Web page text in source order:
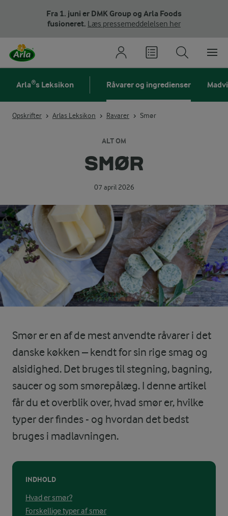
Fra 1. juni er DMK Group og Arla Foods
fusioneret. Læs pressemeddelelsen her
Arla®s Leksikon Råvarer og ingredienser
Opskrifter Arlas Leksikon Ravarer Smør
ALT OM
SMØR
07 april 2026
Smør er en af de mest anvendte råvarer i det
danske køkken – kendt for sin rige smag og
alsidighed. Det bruges til stegning, bagning,
saucer og som smørepålæg. I denne artikel
får du et overblik over, hvad smør er, hvilke
typer der findes - og hvordan det bedst
bruges i madlavningen.
INDHOLD
Hvad er smør?
Forskellige typer af smør